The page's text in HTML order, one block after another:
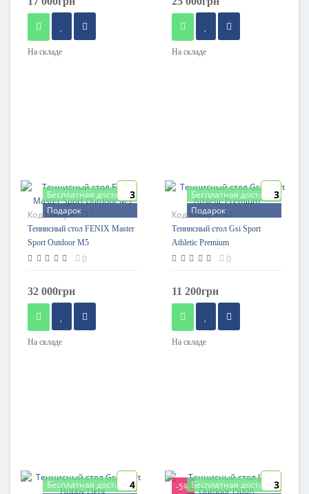
На складе На складе
Бесплатная доставка
Подарок
3
Код товара:511
Теннисный стол FENIX Master
Sport Outdoor M5
0
32 000грн
На складе
Бесплатная доставка
Подарок
3
Код товара:61
Теннисный стол Gsi Sport
Athletic Premium
0
11 200грн
На складе
Бесплатная доставка4 -5%Бесплатная доставка3